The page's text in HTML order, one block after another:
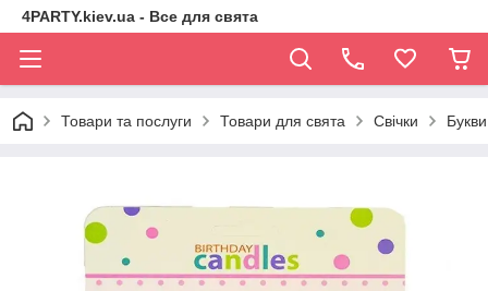
4PARTY.kiev.ua - Все для свята
Товари та послуги Товари для свята Свічки Букви